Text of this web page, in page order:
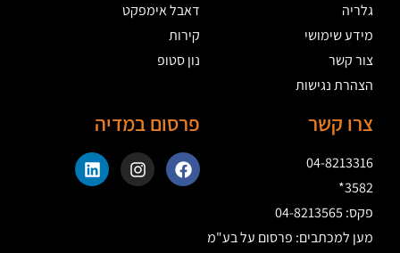
גלריה
מידע שימושי
צור קשר
הצהרת נגישות
דאבל אימפקט
קירות
נון סטופ
צרו קשר
04-8213316
3582*
פקס: 04-8213565
מען למכתבים: פרסום על בע"מ
פרסום במדיה